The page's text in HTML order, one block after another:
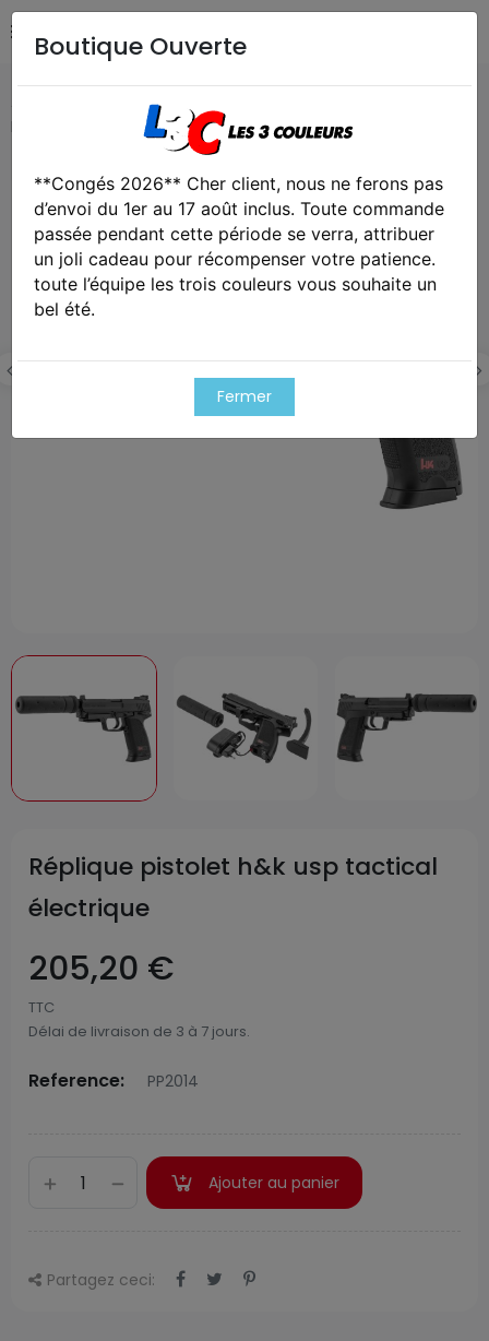
Airsoft / Paintball
Réplique pistolet h&k usp tactical électrique
Exclusivité web !
Réplique pistolet h&k usp tactical
électrique
205,20 €
TTC
Délai de livraison de 3 à 7 jours.
Reference: PP2014
Ajouter au panier
Partagez ceci:
Boutique Ouverte
**Congés 2026** Cher client, nous ne ferons pas
d’envoi du 1er au 17 août inclus. Toute commande
passée pendant cette période se verra, attribuer
un joli cadeau pour récompenser votre patience.
toute l’équipe les trois couleurs vous souhaite un
bel été.
Fermer